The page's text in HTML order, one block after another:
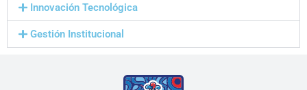
Innovación Tecnológica
Gestión Institucional